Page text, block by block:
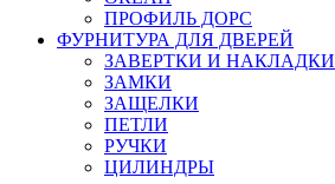
ПРОФИЛЬ ДОРС
ФУРНИТУРА ДЛЯ ДВЕРЕЙ
ЗАВЕРТКИ И НАКЛАДКИ
ЗАМКИ
ЗАЩЕЛКИ
ПЕТЛИ
РУЧКИ
ЦИЛИНДРЫ